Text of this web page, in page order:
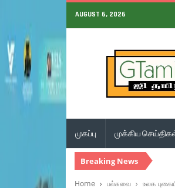
AUGUST 6, 2026
முகப்பு முக்கிய
Breaking News
Home பல்சுவை உலக